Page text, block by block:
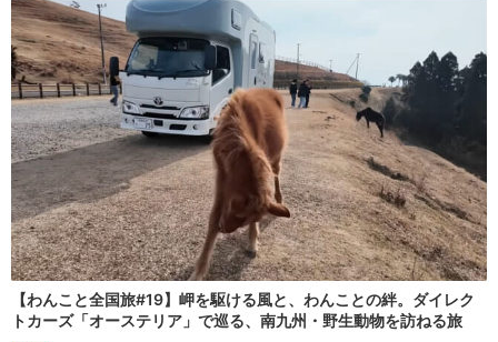
【わんこと全国旅#19】岬を駆ける風と、わんことの絆。ダイレク
トカーズ「オーステリア」で巡る、南九州・野生動物を訪ねる旅